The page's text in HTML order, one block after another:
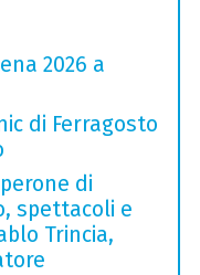
2026 a
di Ferragosto
di
spettacoli e
Trincia,